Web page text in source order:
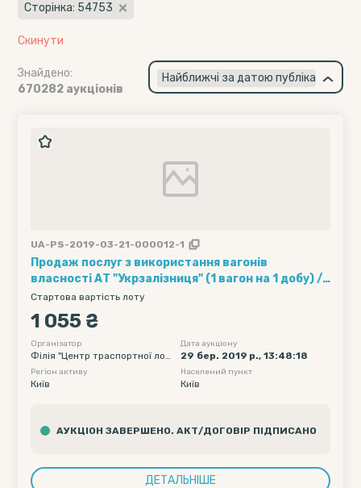
Сторінка: 54753
Скинути
Знайдено:
670282 аукціонів
×
Найближчі за датою публікації
UA-PS-2019-03-21-000012-1
Продаж послуг з використання вагонів
власності АТ "Укрзалізниця" (1 вагон на 1 добу) ///
Кількість вагонів - 15, Рухомий склад - Хопер-
зерновози, Обмеження полігону навантаження -
без обмеження, Дата подачі вагону початкова -
2019-04-14 00:00, Дата подачі вагону кінцева -
2019-04-18 23:55
Стартова вартість лоту
1 055 ₴
Організатор
Філія "Центр траспортної логі
стики" ПАТ "Укрзалізниця"
Дата аукціону
29 бер. 2019 р., 13:48:18
Регіон активу
Київ
Населений пункт
Київ
АУКЦІОН ЗАВЕРШЕНО. АКТ/ДОГОВІР ПІДПИСАНО
ДЕТАЛЬНІШЕ